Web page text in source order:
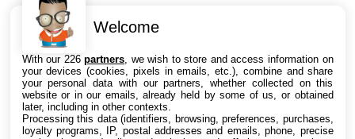
Intéressant ? Partagez !
Welcome
With our 226partners , we wish to store and access information on
your devices (cookies, pixels in emails, etc.), combine and share
your personal data with our partners, whether collected on this
website or in our emails, already held by some of us, or obtained
later, including in other contexts.
Processing this data (identifiers, browsing, preferences, purchases,
loyalty programs, IP, postal addresses and emails, phone, precise